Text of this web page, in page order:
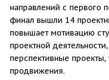
направлений с первого
финал вышли 14
повышает мотивацию
проектной
перспективные
продвижения.